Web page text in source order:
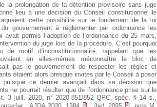
la prolongation de la détention provisoire sans juge
lieu à une décision du Conseil constitutionnel le
cette possibilité sur le fondement de la loi
gouvernement à réglementer par ordonnance les
permis l’adoption de l’ordonnance du 25 mars,
du juge lors de la procédure. C’est pourquoi
motif d’inconstitutionnalité, rappelant que les
en elles-mêmes méconnaître le bloc de
pas le gouvernement de respecter les règles et
étaient alors presque invités par le Conseil à poser
ce dernier avançait dans sa décision que
ne pourrait résulter que de l’ordonnance prise sur le
3 juill. 2020, n° 2020-851/852 QPC, spéc. § 14 s.,